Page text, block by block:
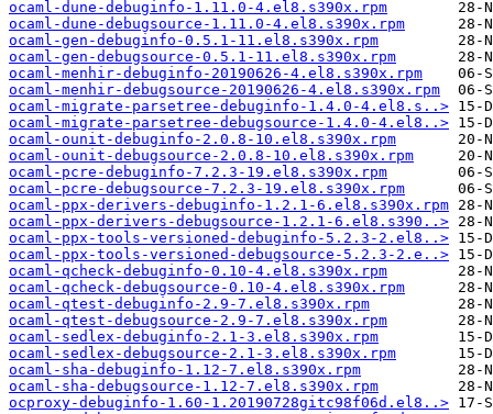
ocaml-dune-debuginfo-1.11.0-4.el8.s390x.rpm
ocaml-dune-debugsource-1.11.0-4.el8.s390x.rpm
ocaml-gen-debuginfo-0.5.1-11.el8.s390x.rpm
ocaml-gen-debugsource-0.5.1-11.el8.s390x.rpm
ocaml-menhir-debuginfo-20190626-4.el8.s390x.rpm
ocaml-menhir-debugsource-20190626-4.el8.s390x.rpm
ocaml-migrate-parsetree-debuginfo-1.4.0-4.el8.s..>
ocaml-migrate-parsetree-debugsource-1.4.0-4.el8..>
ocaml-ounit-debuginfo-2.0.8-10.el8.s390x.rpm
ocaml-ounit-debugsource-2.0.8-10.el8.s390x.rpm
ocaml-pcre-debuginfo-7.2.3-19.el8.s390x.rpm
ocaml-pcre-debugsource-7.2.3-19.el8.s390x.rpm
ocaml-ppx-derivers-debuginfo-1.2.1-6.el8.s390x.rpm
ocaml-ppx-derivers-debugsource-1.2.1-6.el8.s390..>
ocaml-ppx-tools-versioned-debuginfo-5.2.3-2.el8..>
ocaml-ppx-tools-versioned-debugsource-5.2.3-2.e..>
ocaml-qcheck-debuginfo-0.10-4.el8.s390x.rpm
ocaml-qcheck-debugsource-0.10-4.el8.s390x.rpm
ocaml-qtest-debuginfo-2.9-7.el8.s390x.rpm
ocaml-qtest-debugsource-2.9-7.el8.s390x.rpm
ocaml-sedlex-debuginfo-2.1-3.el8.s390x.rpm
ocaml-sedlex-debugsource-2.1-3.el8.s390x.rpm
ocaml-sha-debuginfo-1.12-7.el8.s390x.rpm
ocaml-sha-debugsource-1.12-7.el8.s390x.rpm
ocproxy-debuginfo-1.60-1.20190728gitc98f06d.el8..>